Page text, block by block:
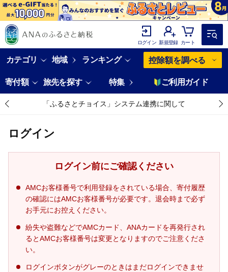
ログイン 新規登録 カート
カテゴリ 地域 ランキング 控除額を調べる
寄付額 旅先を探す 特集 ご利用ガイド
「ふるさとチョイス」システム連携に関して
ログイン
ログイン前にご確認ください
AMCお客様番号で利用登録をされている場合、寄付履歴
の確認にはAMCお客様番号が必要です。退会時まで必ず
お手元にお控えください。
紛失や盗難などでAMCカード、ANAカードを再発行され
るとAMCお客様番号は変更となりますのでご注意くださ
い。
ログインボタンがグレーのときはまだログインできませ